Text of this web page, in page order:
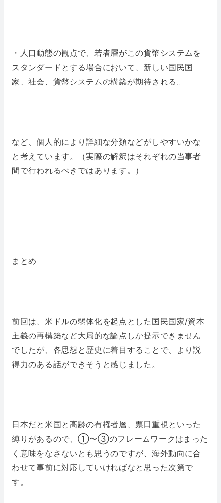
・人口動態の観点で、若者層がこの貨幣システムを
スタンダードとする場合において、新しい国民国
家、社会、貨幣システムの構築が期待される。
など、個人的により詳細な分類などがしやすいかな
と考えています。（実際の解釈はそれぞれの当事者
間で行われるべきではあります。）
まとめ
前回は、米ドルの弱体化を起点とした国民国家/資本
主義の再構築など大局的な論点しか提示できません
でしたが、各思想と歴史に着目することで、より説
得力のある話ができそうと感じました。
日本だと米国と高齢の有権者層、票田重視といった
縛りがあるので、①〜③のフレームワークはまった
く意味をなさないとも思うのですが、海外動向に合
わせて事前に対応していければなと思った次第で
す。